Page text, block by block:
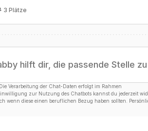
3 Plätze
hilft dir, die passende Stelle
Die Verarbeitung der Chat-Daten erfolgt im Rahmen
zur Nutzung des Chatbots kannst du jederzeit
wenn diese einen beruflichen Bezug haben sollten.